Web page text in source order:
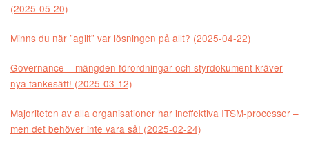
(2025-05-20)
Minns du när ”agilt” var lösningen på allt? (2025-04-22)
Governance – mängden förordningar och styrdokument kräver
nya tankesätt! (2025-03-12)
Majoriteten av alla organisationer har ineffektiva ITSM-processer –
men det behöver inte vara så! (2025-02-24)